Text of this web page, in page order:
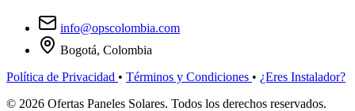
info@opscolombia.com
Bogotá, Colombia
Política de Privacidad • Términos y Condiciones • ¿Eres Instalador?
© 2026 Ofertas Paneles Solares. Todos los derechos reservados.